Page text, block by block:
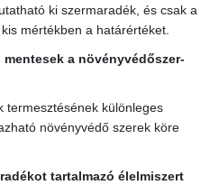
ki szermaradék, és csak a
mértékben a határértéket.
a növényvédőszer-
termesztésének különleges
növényvédő szerek köre
tartalmazó élelmiszert